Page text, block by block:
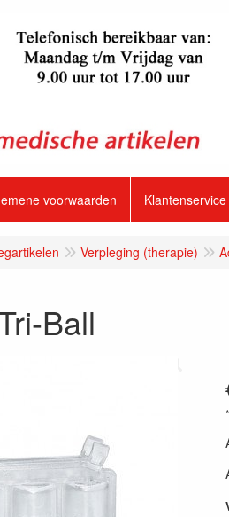
voorwaarden
Verpleging (therapie)
Ball